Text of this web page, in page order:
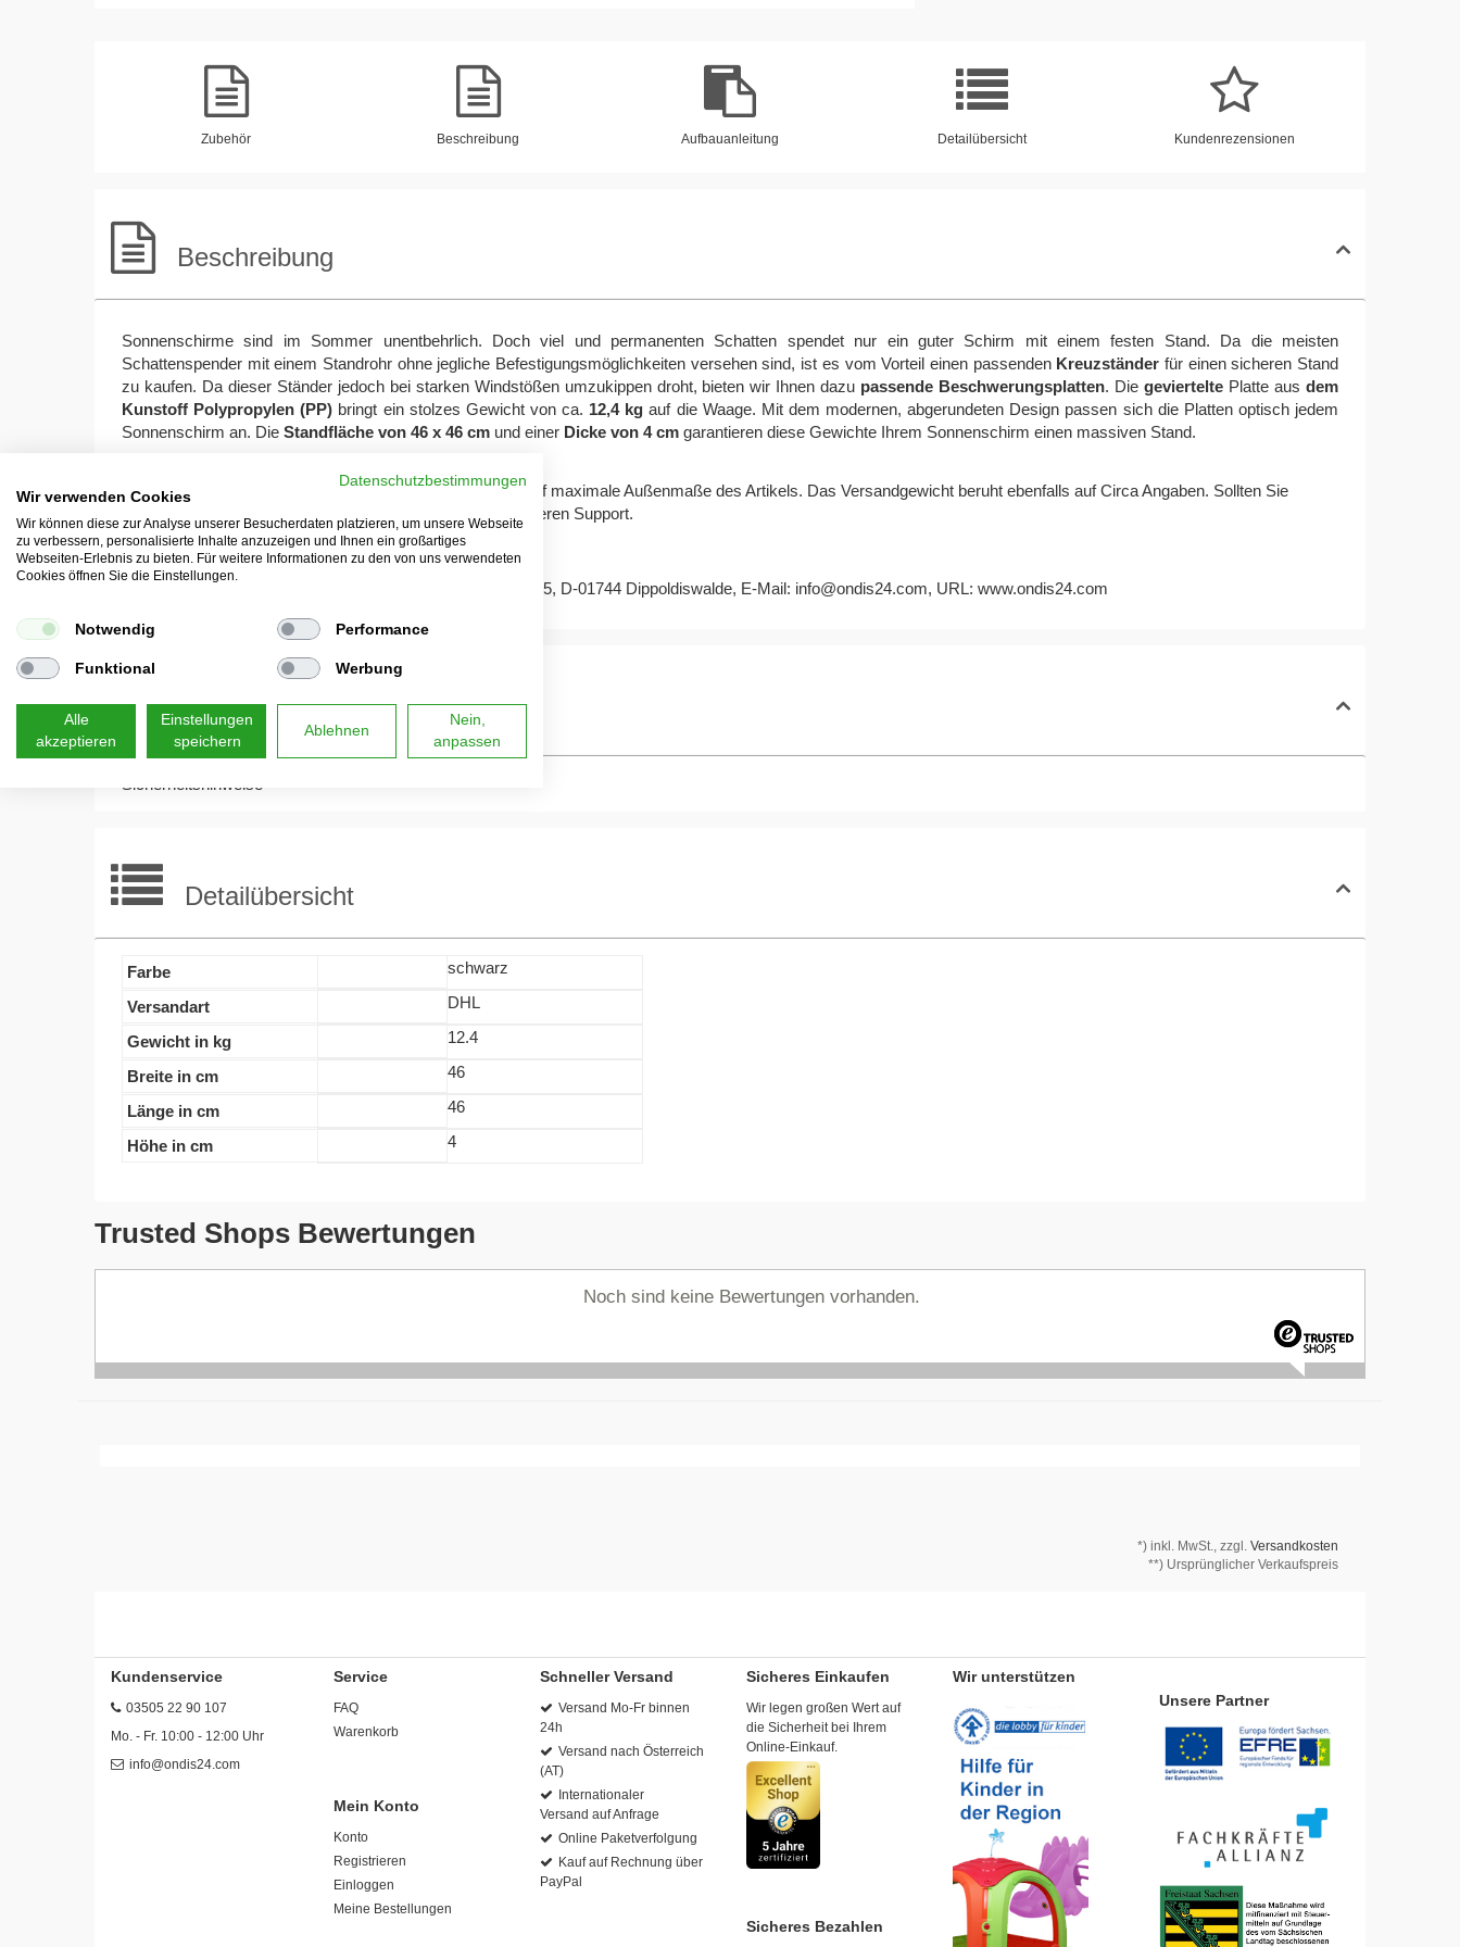
Zubehör Beschreibung Aufbauanleitung Detailübersicht Kundenrezensionen
Beschreibung
Sonnenschirme sind im Sommer unentbehrlich. Doch viel und permanenten Schatten spendet nur ein guter Schirm mit einem festen Stand. Da die meisten
Schattenspender mit einem Standrohr ohne jegliche Befestigungsmöglichkeiten versehen sind, ist es vom Vorteil einen passenden Kreuzständer für einen sicheren Stand
zu kaufen. Da dieser Ständer jedoch bei starken Windstößen umzukippen droht, bieten wir Ihnen dazu passende Beschwerungsplatten. Diegeviertelte Platte ausdem
Kunstoff Polypropylen (PP) bringt ein stolzes Gewicht von ca. 12,4 kgauf die Waage. Mit dem modernen, abgerundeten Design passen sich die Platten optisch jedem
Sonnenschirm an. Die Standfläche von 46 x 46 cm und einer Dicke von 4 cm garantieren diese Gewichte Ihrem Sonnenschirm einen massiven Stand.
Alle Maßangaben sind Circa Angaben und beziehen sich auf maximale Außenmaße des Artikels. Das Versandgewicht beruht ebenfalls auf Circa Angaben. Sollten Sie
genauere Angaben benötigen, wenden Sie sich bitte an unseren Support.
Onlinediscount24 eSales GmbH, Am Hofbusch 5, D-01744 Dippoldiswalde, E-Mail: info@ondis24.com, URL: www.ondis24.com
Aufbauanleitung
Sicherheitshinweise
Detailübersicht
Farbe schwarz
Versandart DHL
Gewicht in kg 12.4
Breite in cm 46
Länge in cm 46
Höhe in cm 4
Trusted Shops Bewertungen
Noch sind keine Bewertungen vorhanden.
*) inkl. MwSt., zzgl. Versandkosten
**) Ursprünglicher Verkaufspreis
Kundenservice
03505 22 90 107
Mo. - Fr. 10:00 - 12:00 Uhr
info@ondis24.com
Service
FAQ
Warenkorb
Mein Konto
Konto
Registrieren
Einloggen
Meine Bestellungen
Schneller Versand
Versand Mo-Fr binnen
24h
Versand nach Österreich
(AT)
Internationaler
Versand auf Anfrage
Online Paketverfolgung
Kauf auf Rechnung über
PayPal
Sicheres Einkaufen
Wir legen großen Wert auf
die Sicherheit bei Ihrem
Online-Einkauf.
Sicheres Bezahlen
Wir unterstützen
Unsere Partner
Datenschutzbestimmungen
Wir verwenden Cookies
Wir können diese zur Analyse unserer Besucherdaten platzieren, um unsere Webseite
zu verbessern, personalisierte Inhalte anzuzeigen und Ihnen ein großartiges
Webseiten-Erlebnis zu bieten. Für weitere Informationen zu den von uns verwendeten
Cookies öffnen Sie die Einstellungen.
Notwendig Performance
Funktional Werbung
Alle
akzeptieren
Einstellungen
speichern
Ablehnen
Nein,
anpassen